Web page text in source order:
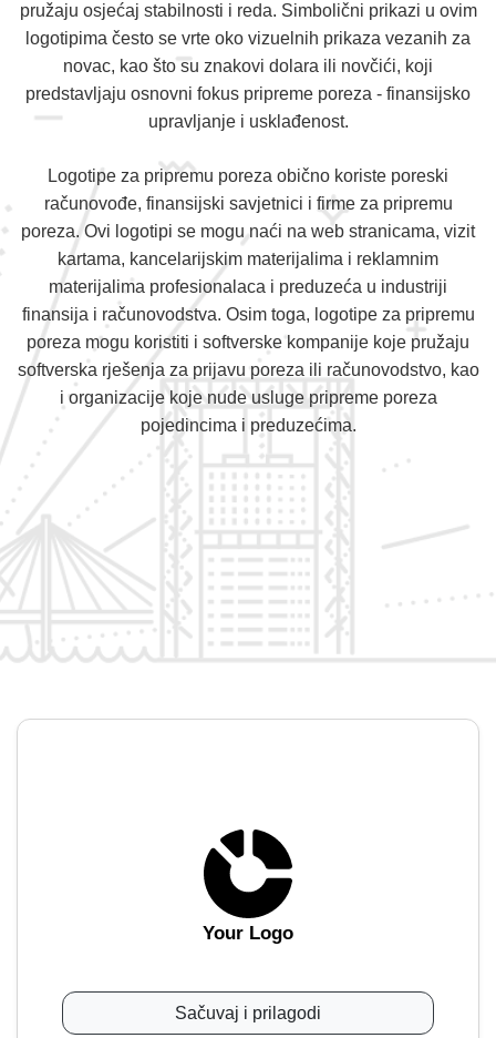
pružaju osjećaj stabilnosti i reda. Simbolični prikazi u ovim
logotipima često se vrte oko vizuelnih prikaza vezanih za
novac, kao što su znakovi dolara ili novčići, koji
predstavljaju osnovni fokus pripreme poreza - finansijsko
upravljanje i usklađenost.
Logotipe za pripremu poreza obično koriste poreski
računovođe, finansijski savjetnici i firme za pripremu
poreza. Ovi logotipi se mogu naći na web stranicama, vizit
kartama, kancelarijskim materijalima i reklamnim
materijalima profesionalaca i preduzeća u industriji
finansija i računovodstva. Osim toga, logotipe za pripremu
poreza mogu koristiti i softverske kompanije koje pružaju
softverska rješenja za prijavu poreza ili računovodstvo, kao
i organizacije koje nude usluge pripreme poreza
pojedincima i preduzećima.
Your Logo
Sačuvaj i prilagodi